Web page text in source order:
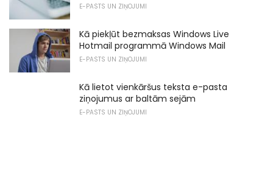
E-PASTS UN ZIŅOJUMI
Kā piekļūt bezmaksas Windows Live
Hotmail programmā Windows Mail
E-PASTS UN ZIŅOJUMI
Kā lietot vienkāršus teksta e-pasta
ziņojumus ar baltām sejām
E-PASTS UN ZIŅOJUMI